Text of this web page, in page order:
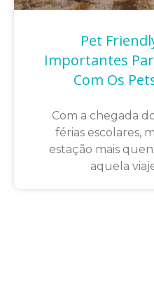
Pet
Importantes
Com Os
Com a chegada
férias escolares,
estação mais
aquela